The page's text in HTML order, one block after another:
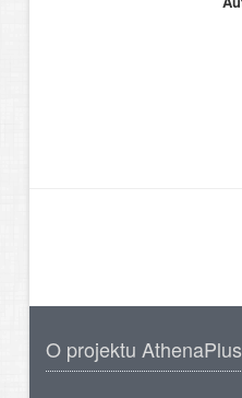
O projektu AthenaPlus